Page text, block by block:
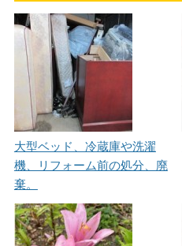
大型ベッド、冷蔵庫や洗濯
機、リフォーム前の処分、廃
棄。